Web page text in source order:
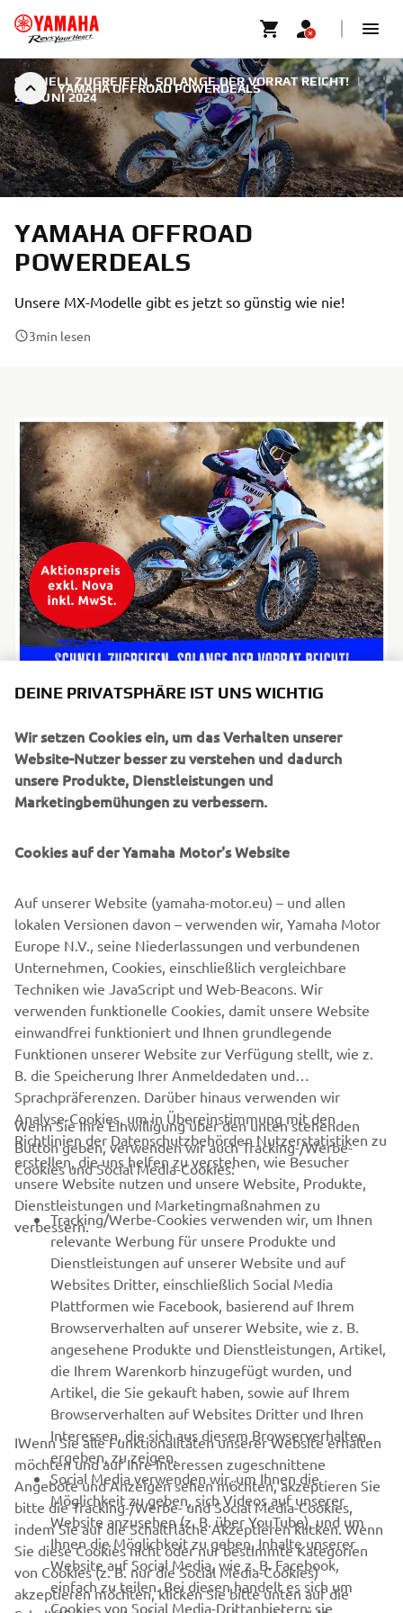
YAMAHA OFFROAD POWERDEALS
SCHNELL ZUGREIFEN, SOLANGE DER VORRAT REICHT! |
27. JUNI 2024
YAMAHA OFFROAD
POWERDEALS
Unsere MX-Modelle gibt es jetzt so günstig wie nie!
3min lesen
MX Aktionen
OFF ROAD COMPETITION
UNTERNEHMEN
B2B
MEHR YAMAHA
SUPPORT
NEWSLETTER
Erfahre als Erster von den neuesten Angeboten,
Sonderveranstaltungen, Neuerscheinungen und vielem mehr.
ABONNIEREN
Lesen Sie unsere Datenschutzrichtlinie, um zu erfahren, wie wir
Ihre persönlichen Daten verarbeiten: Datenschutzerklärung.
DEINE PRIVATSPHÄRE IST UNS WICHTIG
Wir setzen Cookies ein, um das Verhalten unserer
Website-Nutzer besser zu verstehen und dadurch
unsere Produkte, Dienstleistungen und
Marketingbemühungen zu verbessern.
Cookies auf der Yamaha Motor's Website
Auf unserer Website (yamaha-motor.eu) – und allen
lokalen Versionen davon – verwenden wir, Yamaha Motor
Europe N.V., seine Niederlassungen und verbundenen
Unternehmen, Cookies, einschließlich vergleichbare
Techniken wie JavaScript und Web-Beacons. Wir
verwenden funktionelle Cookies, damit unsere Website
einwandfrei funktioniert und Ihnen grundlegende
Funktionen unserer Website zur Verfügung stellt, wie z.
B. die Speicherung Ihrer Anmeldedaten und
Sprachpräferenzen. Darüber hinaus verwenden wir
Analyse-Cookies, um in Übereinstimmung mit den
Richtlinien der Datenschutzbehörden Nutzerstatistiken zu
erstellen, die uns helfen zu verstehen, wie Besucher
unsere Website nutzen und unsere Website, Produkte,
Dienstleistungen und Marketingmaßnahmen zu
verbessern.
Wenn Sie Ihre Einwilligung über den unten stehenden
Button geben, verwenden wir auch Tracking-/Werbe-
Cookies und Social Media-Cookies:
Tracking/Werbe-Cookies verwenden wir, um Ihnen
relevante Werbung für unsere Produkte und
Dienstleistungen auf unserer Website und auf
Websites Dritter, einschließlich Social Media
Plattformen wie Facebook, basierend auf Ihrem
Browserverhalten auf unserer Website, wie z. B.
angesehene Produkte und Dienstleistungen, Artikel,
die Ihrem Warenkorb hinzugefügt wurden, und
Artikel, die Sie gekauft haben, sowie auf Ihrem
Browserverhalten auf Websites Dritter und Ihren
Interessen, die sich aus diesem Browserverhalten
ergeben, zu zeigen.
Social Media verwenden wir, um Ihnen die
Möglichkeit zu geben, sich Videos auf unserer
Website anzusehen (z. B. über YouTube), und um
Ihnen die Möglichkeit zu geben, Inhalte unserer
Website auf Social Media, wie z. B. Facebook,
einfach zu teilen. Bei diesen handelt es sich um
Cookies von Social Media-Drittanbietern; sie
IWenn Sie alle Funktionalitäten unserer Website erhalten
möchten und auf Ihre Interessen zugeschnittene
Angebote und Anzeigen sehen möchten, akzeptieren Sie
bitte die Tracking-/Werbe- und Social Media-Cookies,
indem Sie auf die Schaltfläche Akzeptieren klicken. Wenn
Sie diese Cookies nicht oder nur bestimmte Kategorien
von Cookies (z. B. nur die Social Media-Cookies)
akzeptieren möchten, klicken Sie bitte unten auf die